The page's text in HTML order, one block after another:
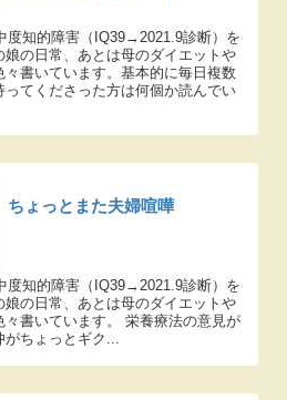
度知的障害（IQ39→2021.9診断）を
の日常、あとは母のダイエットや
書いています。基本的に毎日複数
てくださった方は何個か読んでい
ちょっとまた夫婦喧嘩
度知的障害（IQ39→2021.9診断）を
の日常、あとは母のダイエットや
書いています。 栄養療法の意見が
ちょっとギク...